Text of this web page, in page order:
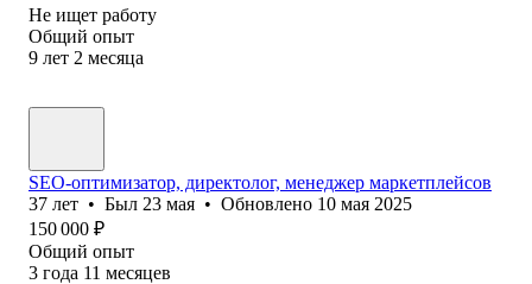
Не ищет работу
Общий опыт
9 лет 2 месяца
SEO-оптимизатор, директолог, менеджер маркетплейсов
37 лет • Был 23 мая • Обновлено 10 мая 2025
150 000 ₽
Общий опыт
3 года 11 месяцев